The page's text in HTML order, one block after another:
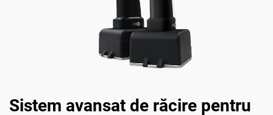
Sistem avansat de răcire pentru